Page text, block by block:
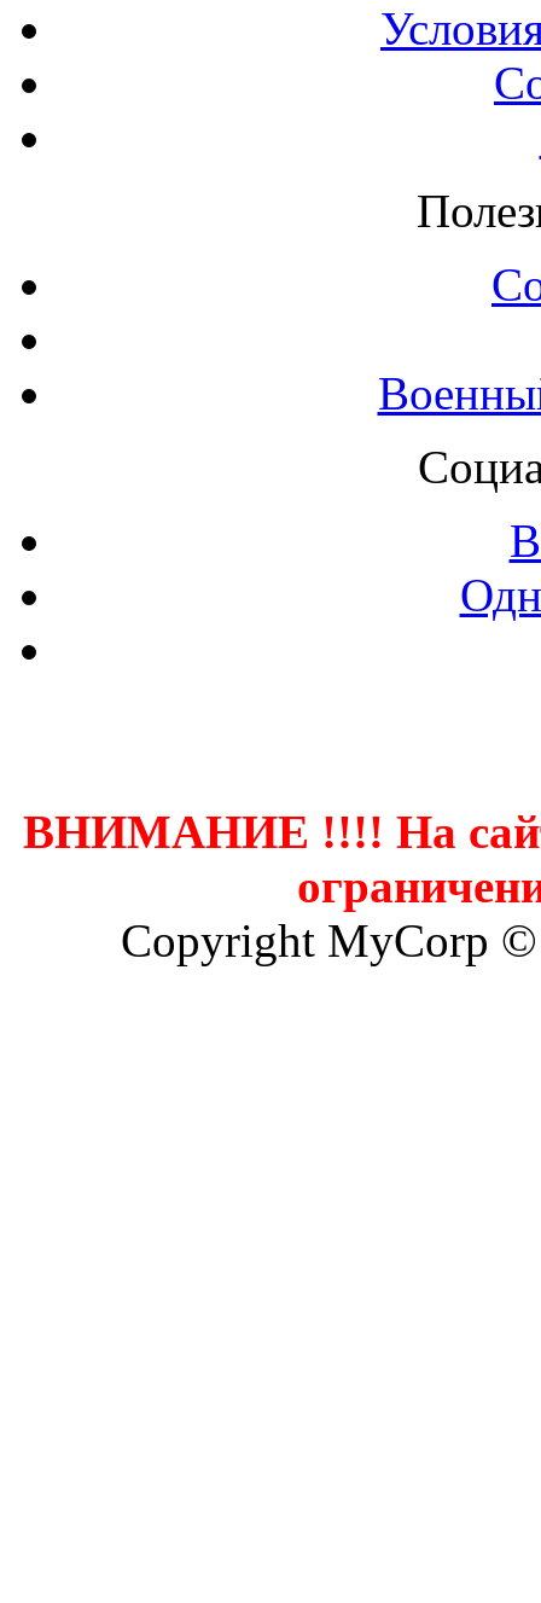
ВНИМАНИЕ !!!! На
Copyright MyCorp